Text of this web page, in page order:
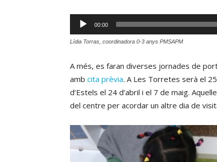
Reproductor
d'àudio
00:00
Lídia Torras, coordinadora 0-3 anys PMSAPM
A més, es faran diverses jornades de
amb cita prèvia. A Les Torretes serà el 25
d’Estels el 24 d’abril i el 7 de maig.
del centre per acordar un altre dia de